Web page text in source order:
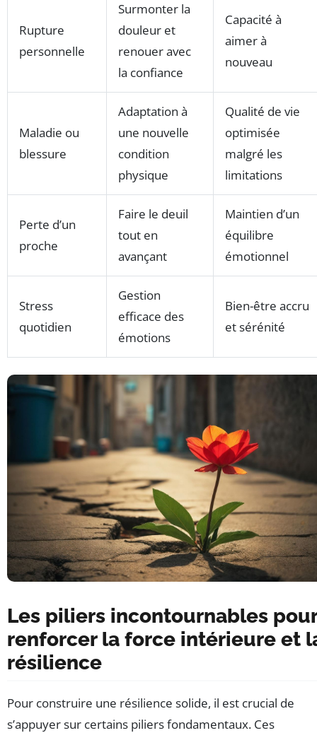
Rupture
personnelle
Surmonter la
douleur et
renouer avec
la confiance
Capacité à
aimer à
nouveau
Maladie ou
blessure
Adaptation à
une nouvelle
condition
physique
Qualité de vie
optimisée
malgré les
limitations
Perte d’un
proche
Faire le deuil
tout en
avançant
Maintien d’un
équilibre
émotionnel
Stress
quotidien
Gestion
efficace des
émotions
Bien-être accru
et sérénité
Les piliers incontournables
renforcer la force intérieure et
résilience
Pour construire une résilience solide, il est crucial de
s’appuyer sur certains piliers fondamentaux. Ces